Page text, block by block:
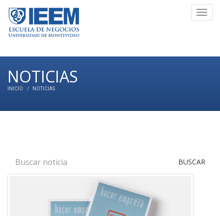
NOTICIAS
INICIO NOTICIAS
BUSCAR